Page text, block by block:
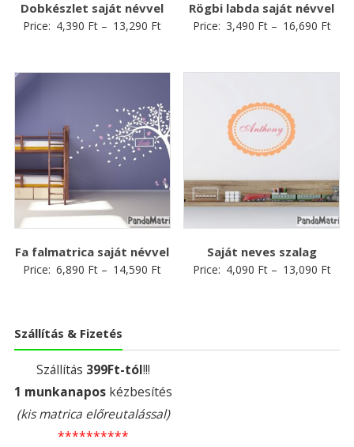
Dobkészlet saját névvel
Price: 4,390 Ft – 13,290 Ft
Rögbi labda saját névvel
Price: 3,490 Ft– 16,690 Ft
Fa falmatrica saját névvel
Price: 6,890 Ft – 14,590 Ft
Saját neves szalag
Price: 4,090 Ft– 13,090 Ft
Szállítás & Fizetés
Szállítás 399Ft-tól!!!
1 munkanaposkézbesítés
(kis matrica előreutalással)
**********